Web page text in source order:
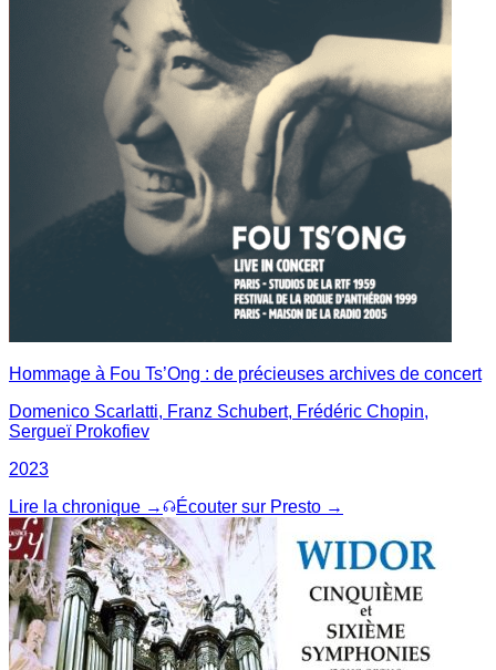
Hommage à Fou Ts’Ong : de précieuses archives de concert
Domenico Scarlatti, Franz Schubert, Frédéric Chopin,
Sergueï Prokofiev
2023
Lire la chronique →
Écouter sur Presto →